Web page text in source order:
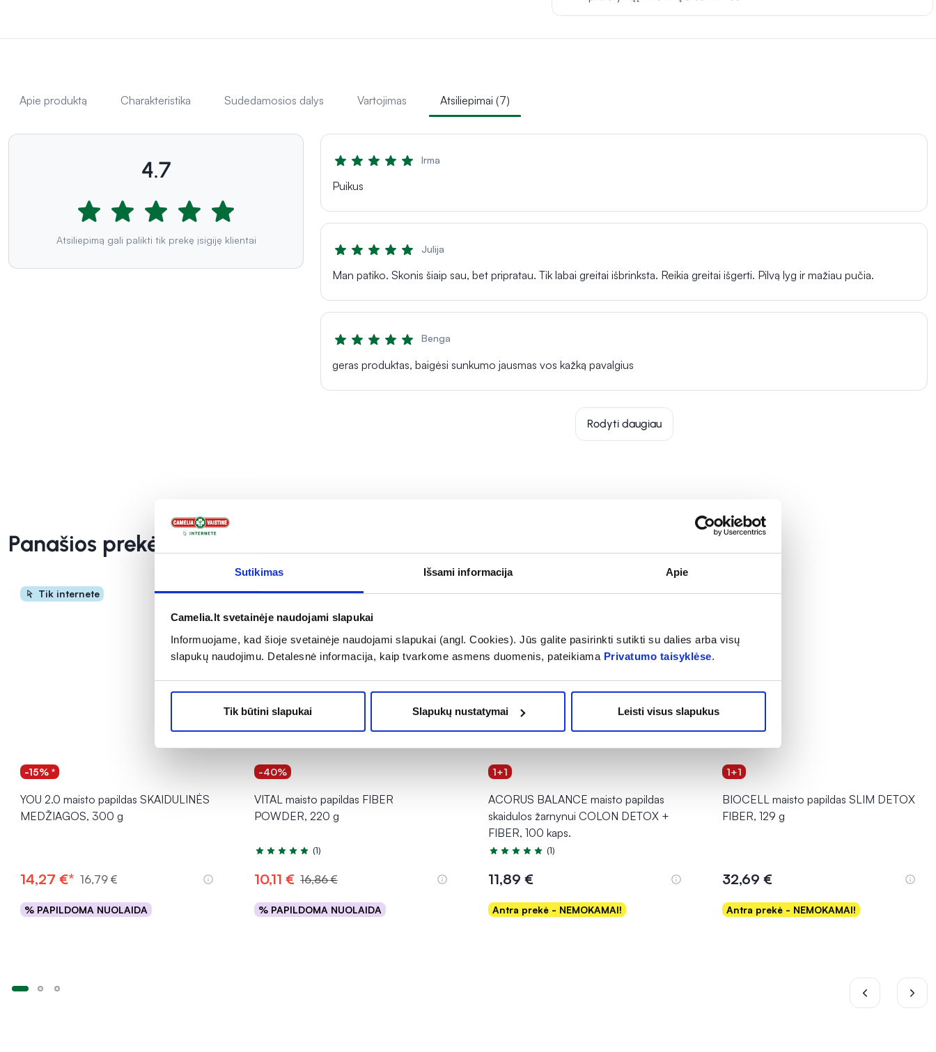
Sutikimas Išsami informacija Apie
Camelia.lt svetainėje naudojami slapukai
Informuojame, kad šioje svetainėje naudojami slapukai (angl. Cookies). Jūs galite pasirinkti sutikti su dalies arba visų
slapukų naudojimu. Detalesnė informacija, kaip tvarkome asmens duomenis, pateikiama Privatumo taisyklėse.
Tik būtini slapukai Slapukų nustatymai Leisti visus slapukus
Apie produktą Charakteristika Sudedamosios dalys Vartojimas Atsiliepimai (7)
4.7
Atsiliepimą gali palikti tik prekę įsigiję klientai
Irma
Puikus
Julija
Man patiko. Skonis šiaip sau, bet pripratau. Tik labai greitai išbrinksta. Reikia greitai išgerti. Pilvą lyg ir mažiau pučia.
Benga
geras produktas, baigėsi sunkumo jausmas vos kažką pavalgius
Rodyti daugiau
Panašios prekės
Tik internete
-15% *
YOU 2.0 maisto papildas SKAIDULINĖS
MEDŽIAGOS, 300 g
14,27 €* 16,79 €
% PAPILDOMA NUOLAIDA
Į krepšelį
-40%
VITAL maisto papildas FIBER
POWDER, 220 g
Įvertinimas 5.0 iš 5
(1)
10,11 € 16,86 €
% PAPILDOMA NUOLAIDA
Į krepšelį
1+1
ACORUS BALANCE maisto papildas
skaidulos žarnynui COLON DETOX +
FIBER, 100 kaps.
Įvertinimas 5.0 iš 5
(1)
11,89 €
Antra prekė - NEMOKAMAI!
Į krepšelį
1+1
BIOCELL maisto papildas SLIM DETOX
FIBER, 129 g
32,69 €
Antra prekė - NEMOKAMAI!
Į krepšelį